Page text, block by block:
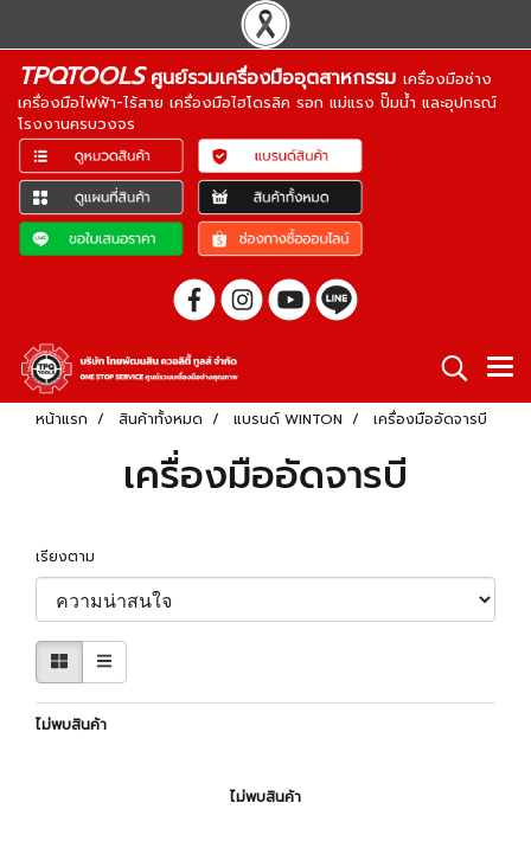
TPQTOOLSศูนย์รวมเครื่องมืออุตสาหกรรม เครื่องมือช่าง
เครื่องมือไฟฟ้า-ไร้สาย เครื่องมือไฮโดรลิค รอก แม่แรง ปั๊มน้ำ และอุปกรณ์
โรงงานครบวงจร
หน้าแรก สินค้าทั้งหมด แบรนด์ WINTON เครื่องมืออัดจารบี
เครื่องมืออัดจารบี
เรียงตาม
ไม่พบสินค้า
ไม่พบสินค้า